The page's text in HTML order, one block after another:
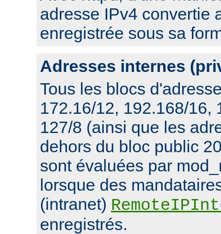
adresse IPv4 convertie
enregistrée sous sa
Adresses internes
Tous les blocs
172.16/12, 192.168/16,
127/8 (ainsi que les
dehors du bloc public
sont évaluées par
lorsque des
(intranet)
enregistrés.